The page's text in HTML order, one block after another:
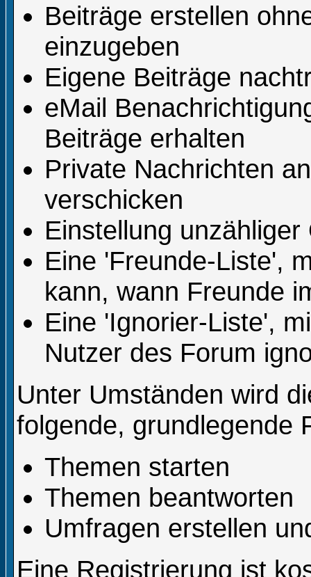
Beiträge erstellen
einzugeben
Eigene Beiträge
eMail
Beiträge erhalten
Private Nachrichten
verschicken
Einstellung
Eine 'Freunde-Liste',
kann, wann Freunde
Eine 'Ignorier-Liste',
Nutzer des Forum
Unter Umständen wird
folgende, grundlegende
Themen starten
Themen beantworten
Umfragen erstellen
Eine Registrierung ist